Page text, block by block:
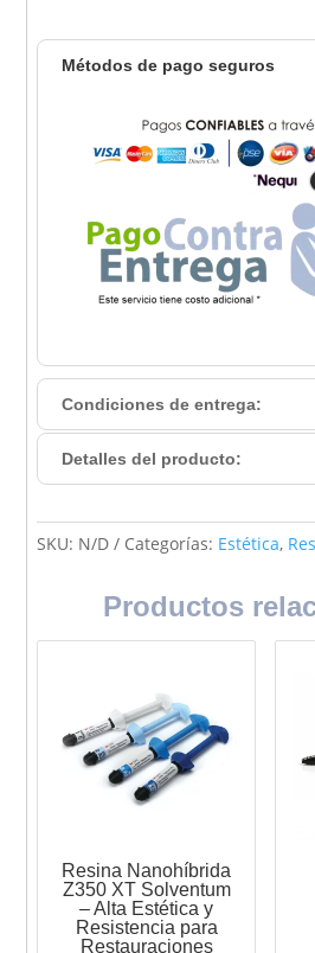
Métodos de pago seguros
Condiciones de entrega:
Detalles del producto:
SKU: N/D Categorías: Estética,
Productos
Resina Nanohíbrida
Z350 XT Solventum
– Alta Estética y
Resistencia para
Restauraciones